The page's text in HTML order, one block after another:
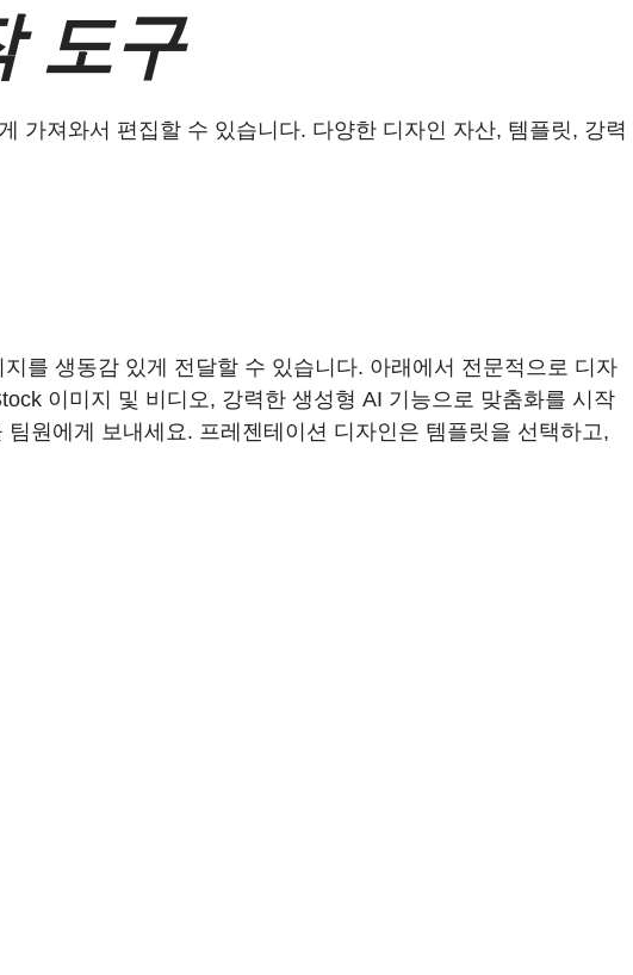
도구
가져와서 편집할 수 있습니다. 다양한 디자인 자산, 템플릿, 강력
를 생동감 있게 전달할 수 있습니다. 아래에서 전문적으로 디자
이미지 및 비디오, 강력한 생성형 AI 기능으로 맞춤화를 시작
원에게 보내세요. 프레젠테이션 디자인은 템플릿을 선택하고,